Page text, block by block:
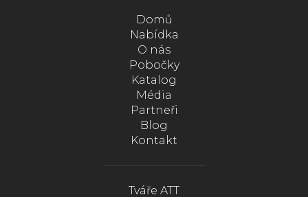
Domů
Nabídka
O nás
Pobočky
Katalog
Média
Partneři
Blog
Kontakt
Tváře ATT